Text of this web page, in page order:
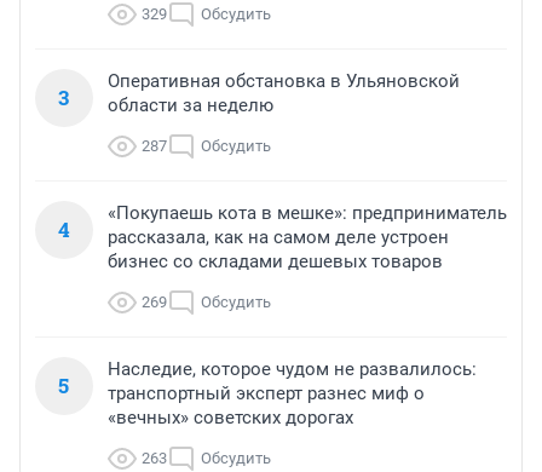
329 Обсудить
3
Оперативная обстановка в Ульяновской
области за неделю
287 Обсудить
4
«Покупаешь кота в мешке»: предприниматель
рассказала, как на самом деле устроен
бизнес со складами дешевых товаров
269 Обсудить
5
Наследие, которое чудом не развалилось:
транспортный эксперт разнес миф о
«вечных» советских дорогах
263 Обсудить